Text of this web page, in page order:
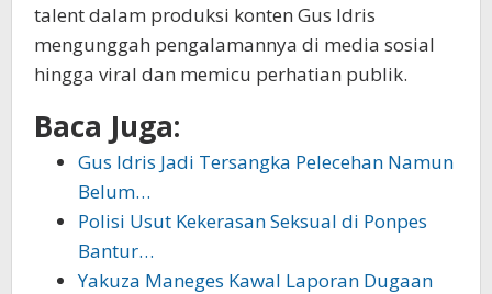
talent dalam produksi konten Gus Idris
mengunggah pengalamannya di media sosial
hingga viral dan memicu perhatian publik.
Baca Juga:
Gus Idris Jadi Tersangka Pelecehan Namun
Belum…
Polisi Usut Kekerasan Seksual di Ponpes
Bantur…
Yakuza Maneges Kawal Laporan Dugaan